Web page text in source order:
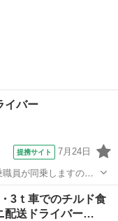
イバー
提携サイト 7月24日
員が同乗しますので
されるお客様の送迎
運転、各種点検 ※乗
3ｔ車でのチルド食
配送ドライバー…